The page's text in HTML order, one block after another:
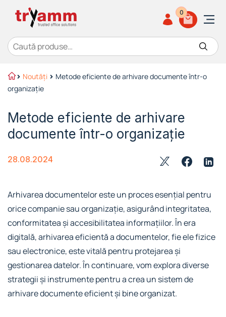
Caută după:
0
Noutăți
Metode eficiente de arhivare documente într-o
organizație
Metode eficiente de arhivare
documente într-o organizație
28.08.2024
Arhivarea documentelor este un proces esențial pentru
orice companie sau organizație, asigurând integritatea,
conformitatea și accesibilitatea informațiilor. În era
digitală, arhivarea eficientă a documentelor, fie ele fizice
sau electronice, este vitală pentru protejarea și
gestionarea datelor. În continuare, vom explora diverse
strategii și instrumente pentru a crea un sistem de
arhivare documente eficient și bine organizat.